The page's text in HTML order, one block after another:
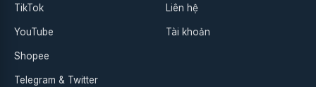
TikTok
YouTube
Shopee
Telegram & Twitter
Liên hệ
Tài khoản